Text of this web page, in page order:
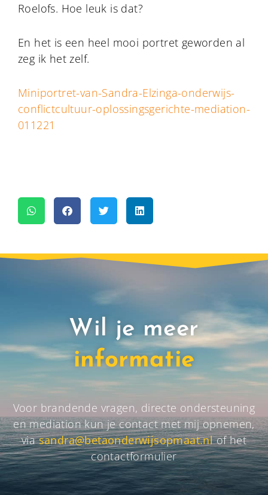
Roelofs. Hoe leuk is dat?
En het is een heel mooi portret geworden al
zeg ik het zelf.
Miniportret-van-Sandra-Elzinga-onderwijs-
conflictcultuur-oplossingsgerichte-mediation-
011221
Wil je meer
informatie
Voor brandende vragen, directe ondersteuning
en mediation kun je contact met mij opnemen,
viasandra@betaonderwijsopmaat.nlof het
contactformulier